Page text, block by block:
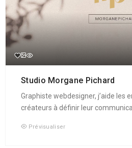
Studio Morgane Pichard
Graphiste webdesigner, j’aide les
créateurs à définir leur
Prévisualiser